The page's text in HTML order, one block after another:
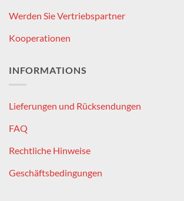
Werden Sie Vertriebspartner
Kooperationen
INFORMATIONS
Lieferungen und Rücksendungen
FAQ
Rechtliche Hinweise
Geschäftsbedingungen